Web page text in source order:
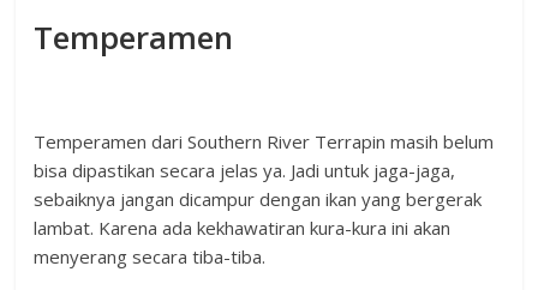
Temperamen
Temperamen dari Southern River Terrapin masih belum
bisa dipastikan secara jelas ya. Jadi untuk jaga-jaga,
sebaiknya jangan dicampur dengan ikan yang bergerak
lambat. Karena ada kekhawatiran kura-kura ini akan
menyerang secara tiba-tiba.